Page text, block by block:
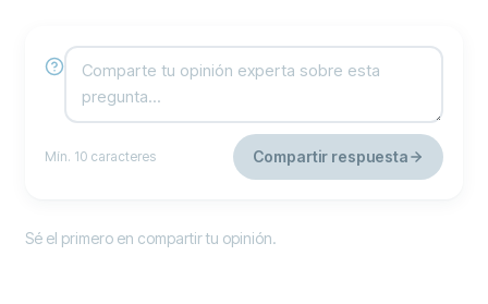
Mín. 10 caracteres Compartir respuesta
Sé el primero en compartir tu opinión.